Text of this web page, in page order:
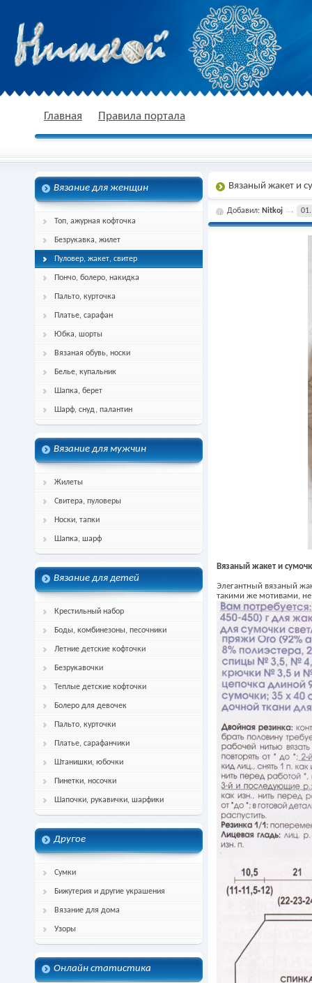
спицами, схема и описание
Главная Правила портала
Вязание для женщин
Топ, ажурная кофточка
Безрукавка, жилет
Пуловер, жакет, свитер
Пончо, болеро, накидка
Пальто, курточка
Платье, сарафан
Юбка, шорты
Вязаная обувь, носки
Белье, купальник
Шапка, берет
Шарф, снуд, палантин
Вязание для мужчин
Жилеты
Свитера, пуловеры
Носки, тапки
Шапка, шарф
Вязание для детей
Крестильный набор
Боды, комбинезоны, песочники
Летние детские кофточки
Безрукавочки
Теплые детские кофточки
Болеро для девочек
Пальто, курточки
Платье, сарафанчики
Штанишки, юбочки
Пинетки, носочки
Шапочки, рукавички, шарфики
Другое
Сумки
Бижутерия и другие украшения
Вязание для дома
Узоры
Онлайн статистика
Вязаный жакет и
Добавил: Nitkoj
Вязаный жакет и
Элегантный вязаный
такими же мотивами, не